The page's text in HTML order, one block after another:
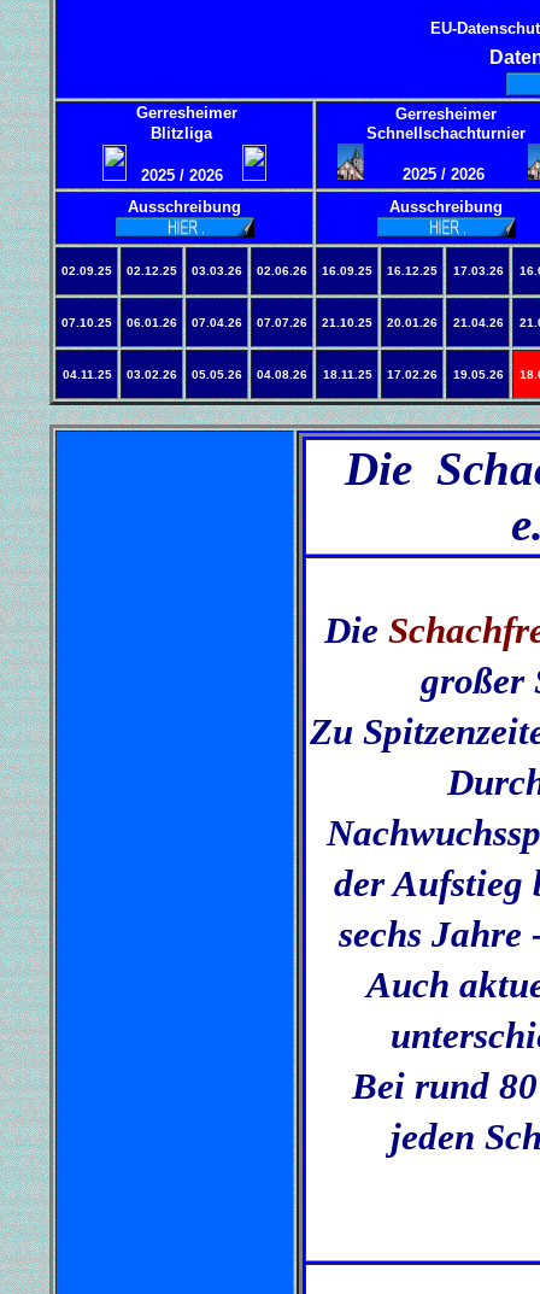
EU-
Gerresheimer
Blitzliga
2025 / 2026
Gerresheimer
Schnellschachturnier
2025 / 2026
Ausschreibung
Ausschreibung
02.09.25 02.12.25 03.03.26 02.06.26 16.09.25 16.12.25 17.03.26
07.10.25 06.01.26 07.04.26 07.07.26 21.10.25 20.01.26 21.04.26
04.11.25 03.02.26 05.05.26 04.08.26 18.11.25 17.02.26 19.05.26
Die
Die
großer
Zu
der Aufstieg
sechs Jahre
Auch
Bei rund
jeden